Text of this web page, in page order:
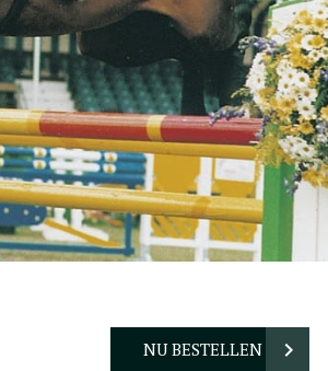
NU BESTELLEN